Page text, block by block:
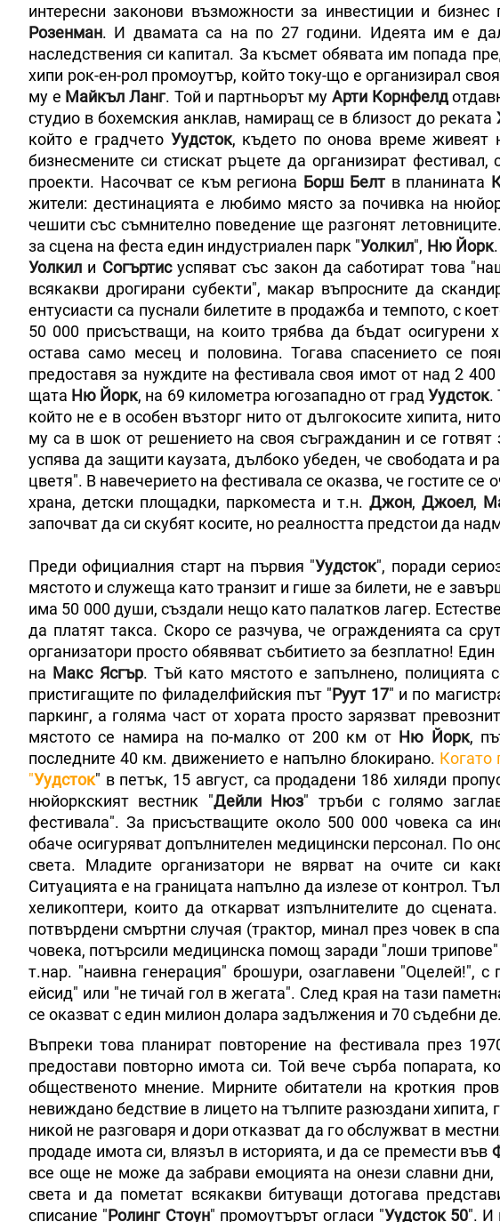
интересни законови възможности за инвестиции и
Розенман. И двамата са на по 27 години. Идеята им е
наследствения си капитал. За късмет обявата им попада
хипи рок-ен-рол промоутър, който току-що е организирал
му е Майкъл Ланг. Той и партньорът му Арти Корнфелд
студио в бохемския анклав, намиращ се в близост до реката
който е градчето Уудсток, където по онова време живеят
бизнесмените си стискат ръцете да организират
проекти. Насочват се към региона Борш Белт в планината
жители: дестинацията е любимо място за почивка на
чешити със съмнително поведение ще разгонят
за сцена на феста един индустриален парк "Уолкил", Ню Йорк
Уолкил и Согъртисуспяват със закон да саботират това
всякакви дрогирани субекти", макар въпросните да
ентусиасти са пуснали билетите в продажба и темпото, с
50 000 присъстващи, на които трябва да бъдат осигурени
остава само месец и половина. Тогава спасението се
предоставя за нуждите на фестивала своя имот от над 2
щата Ню Йорк, на 69 километра югозападно от градУудсток.
който не е в особен възторг нито от дългокосите хипита,
му са в шок от решението на своя съгражданин и се
успява да защити каузата, дълбоко убеден, че свободата и
цветя". В навечерието на фестивала се оказва, че гостите
храна, детски площадки, паркоместа и т.н. Джон, Джоел,
започват да си скубят косите, но реалността предстои да
Преди официалния старт на първия "Уудсток", поради
мястото и служеща като транзит и гише за билети, не е
има 50 000 души, създали нещо като палатков лагер.
да платят такса. Скоро се разчува, че огражденията са
организатори просто обявяват събитието за безплатно!
на Макс Ясгър. Тъй като мястото е запълнено, полицията
пристигащите по филаделфийския път "Руут 17" и по
паркинг, а голяма част от хората просто зарязват
мястото се намира на по-малко от 200 км от Ню Йорк,
последните 40 км. движението е напълно блокирано. Когато
"Уудсток" в петък, 15 август, са продадени 186 хиляди
нюйоркският вестник "Дейли Нюз" тръби с голямо
фестивала". За присъстващите около 500 000 човека са
обаче осигуряват допълнителен медицински персонал. По
света. Младите организатори не вярват на очите си
Ситуацията е на границата напълно да излезе от контрол.
хеликоптери, които да откарват изпълнителите до
потвърдени смъртни случая (трактор, минал през човек в
човека, потърсили медицинска помощ заради "лоши
т.нар. "наивна генерация" брошури, озаглавени "Оцелей!", с
ейсид" или "не тичай гол в жегата". След края на тази
се оказват с един милион долара задължения и 70 съдебни
Въпреки това планират повторение на фестивала през
предостави повторно имота си. Той вече сърба попарата,
общественото мнение. Мирните обитатели на кроткия
невиждано бедствие в лицето на тълпите разюздани хипита,
никой не разговаря и дори отказват да го обслужват в
продаде имота си, влязъл в историята, и да се премести във
все още не може да забрави емоцията на онези славни
света и да пометат всякакви битуващи дотогава
списание "Ролинг Стоун" промоутърът огласи "Уудсток 50". И